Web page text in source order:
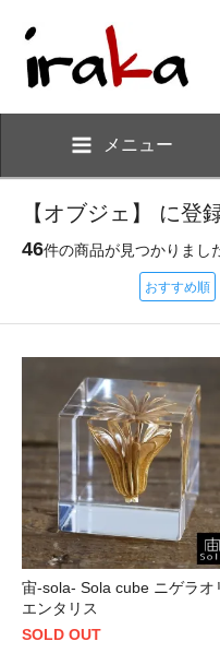
メニュー
【オブジェ】 に登
46件の商品が見つかりまし
おすすめ順
宙-sola- Sola cube ニゲラオ
エンタリス
SOLD OUT